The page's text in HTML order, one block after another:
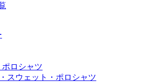
ポロシャツ
スウェット・ポロシャツ